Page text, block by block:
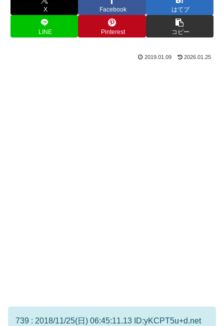
X Facebook はてブ
LINE Pinterest コピー
2019.01.09 2026.01.25
739 : 2018/11/25(日) 06:45:11.13 ID:yKCPT5u+d.net